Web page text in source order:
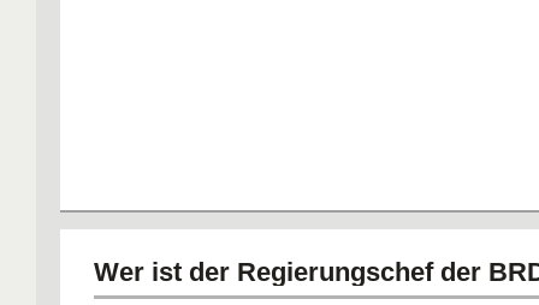
Wer ist der Regierungschef der